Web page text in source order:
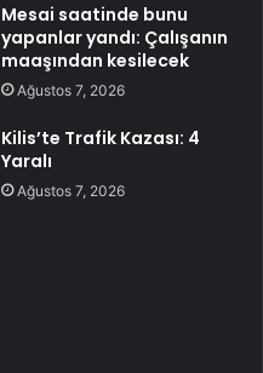
Mesai saatinde bunu
yapanlar yandı: Çalışanın
maaşından kesilecek
Ağustos 7, 2026
Kilis’te Trafik Kazası: 4
Yaralı
Ağustos 7, 2026